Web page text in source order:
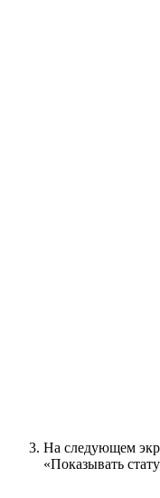
На следующем
«Показывать